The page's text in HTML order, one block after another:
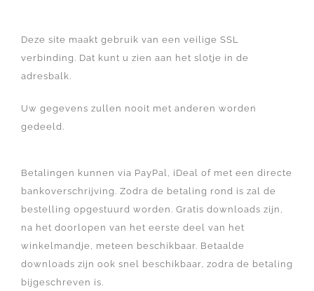
Deze site maakt gebruik van een veilige SSL
verbinding. Dat kunt u zien aan het slotje in de
adresbalk.
Uw gegevens zullen nooit met anderen worden
gedeeld.
Betalingen kunnen via PayPal, iDeal of met een directe
bankoverschrijving. Zodra de betaling rond is zal de
bestelling opgestuurd worden. Gratis downloads zijn,
na het doorlopen van het eerste deel van het
winkelmandje, meteen beschikbaar. Betaalde
downloads zijn ook snel beschikbaar, zodra de betaling
bijgeschreven is.